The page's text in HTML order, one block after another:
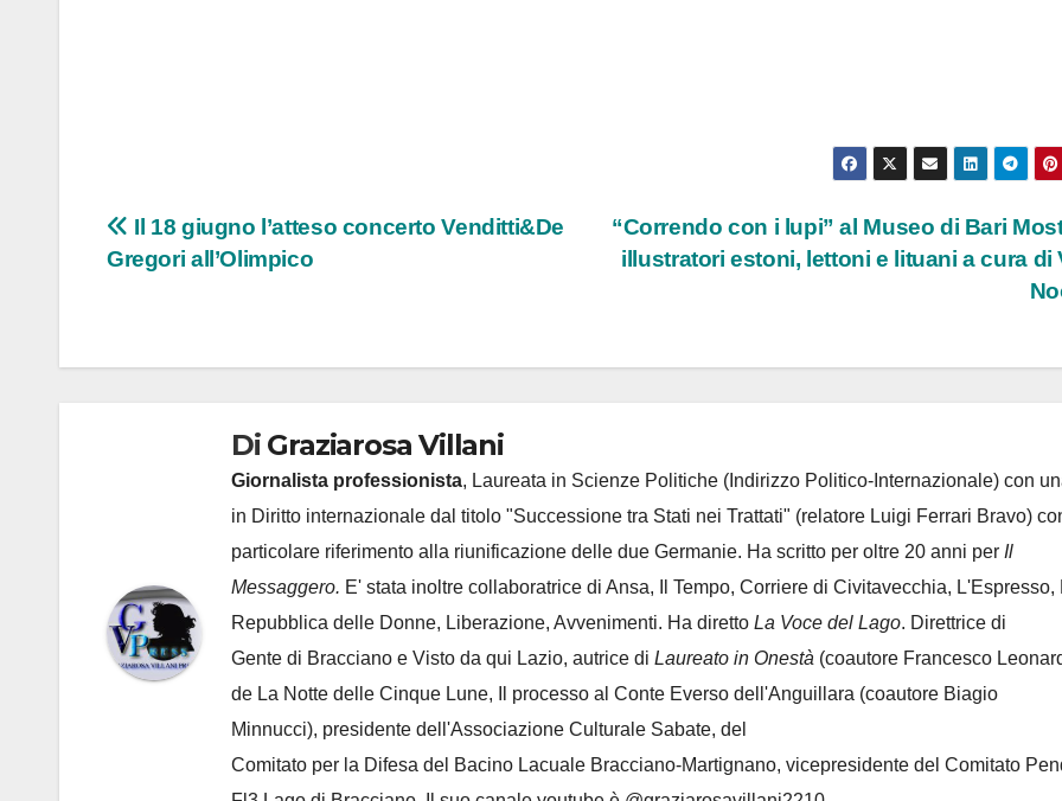
Navigazione
articoli
“Correndo con i lupi” al Museo di Bari
illustratori estoni, lettoni e lituani a cura di
Il 18 giugno l’atteso concerto Venditti&De
Gregori all’Olimpico
Di Graziarosa Villani
Giornalista professionista, Laureata in Scienze Politiche (Indirizzo Politico-Internazionale) con
in Diritto internazionale dal titolo "Successione tra Stati nei Trattati" (relatore Luigi Ferrari Bravo)
particolare riferimento alla riunificazione delle due Germanie. Ha scritto per oltre 20 anni per Il
Messaggero. E' stata inoltre collaboratrice di Ansa, Il Tempo, Corriere di Civitavecchia, L'Espresso,
Repubblica delle Donne, Liberazione, Avvenimenti. Ha diretto La Voce del Lago. Direttrice di
Gente di Bracciano e Visto da qui Lazio, autrice di Laureato in Onestà (coautore Francesco
de La Notte delle Cinque Lune, Il processo al Conte Everso dell'Anguillara (coautore Biagio
Minnucci), presidente dell'Associazione Culturale Sabate, del
Comitato per la Difesa del Bacino Lacuale Bracciano-Martignano, vicepresidente del Comitato